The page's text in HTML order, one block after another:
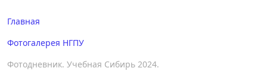
Главная
Фотогалерея НГПУ
Фотодневник. Учебная Сибирь 2024.